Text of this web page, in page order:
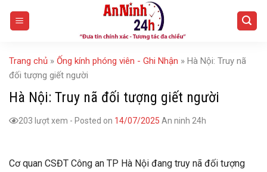
Trang chủ » Ống kính phóng viên - Ghi Nhận » Hà Nội: Truy nã
đối tượng giết người
Hà Nội: Truy nã đối tượng giết người
203 lượt xem - Posted on 14/07/2025 An ninh 24h
Cơ quan CSĐT Công an TP Hà Nội đang truy nã đối tượng